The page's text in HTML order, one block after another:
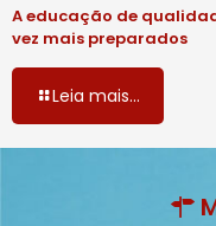
A educação de
vez mais preparados
Leia mais...